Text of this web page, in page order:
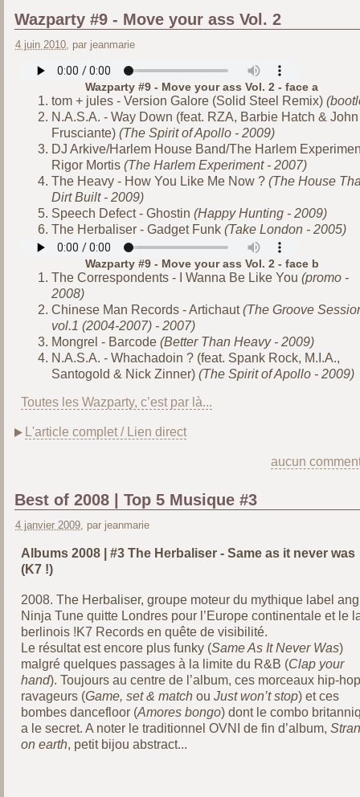
Wazparty #9 - Move your ass Vol. 2
4 juin 2010, par jeanmarie
Wazparty #9 - Move your ass Vol. 2 - face a
tom + jules - Version Galore (Solid Steel Remix)
N.A.S.A. - Way Down (feat. RZA, Barbie Hatch & John
Frusciante)(The Spirit of Apollo - 2009)
DJ Arkive/Harlem House Band/The Harlem
Rigor Mortis(The Harlem Experiment - 2007)
The Heavy - How You Like Me Now ?(The House
Dirt Built - 2009)
Speech Defect - Ghostin(Happy Hunting - 2009)
The Herbaliser - Gadget Funk(Take London - 2005)
Wazparty #9 - Move your ass Vol. 2 - face b
The Correspondents - I Wanna Be Like You(promo -
2008)
Chinese Man Records - Artichaut(The Groove
vol.1 (2004-2007) - 2007)
Mongrel - Barcode(Better Than Heavy - 2009)
N.A.S.A. - Whachadoin ? (feat. Spank Rock, M.I.A.,
Santogold & Nick Zinner)(The Spirit of Apollo - 2009)
Toutes les Wazparty, c’est par là...
L'article complet / Lien direct
aucun
Best of 2008 | Top 5 Musique #3
4 janvier 2009, par jeanmarie
Albums 2008 | #3 The Herbaliser - Same as it never was
(K7 !)
2008. The Herbaliser, groupe moteur du mythique label
Ninja Tune quitte Londres pour l’Europe continentale et le
berlinois !K7 Records en quête de visibilité.
Le résultat est encore plus funky (Same As It Never Was)
malgré quelques passages à la limite du R&B (Clap your
hand). Toujours au centre de l’album, ces morceaux hip-hop
ravageurs (Game, set & matchou Just won’t stop) et ces
bombes dancefloor (Amores bongo) dont le combo
a le secret. A noter le traditionnel OVNI de fin d’album,
on earth, petit bijou abstract...